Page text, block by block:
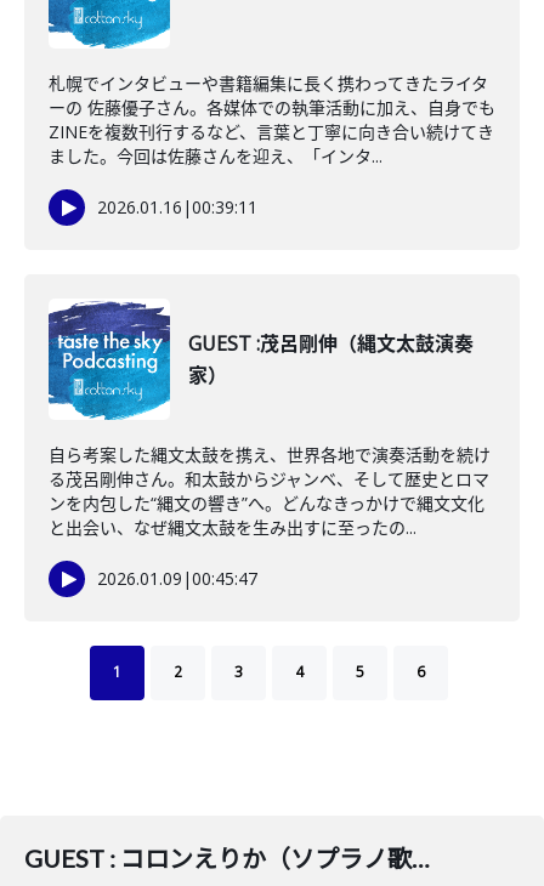
札幌でインタビューや書籍編集に長く携わってきたライタ
ーの 佐藤優子さん。各媒体での執筆活動に加え、自身でも
ZINEを複数刊行するなど、言葉と丁寧に向き合い続けてき
ました。今回は佐藤さんを迎え、「インタ...
2026.01.16 |00:39:11
GUEST :茂呂剛伸（縄文太鼓演奏
家）
自ら考案した縄文太鼓を携え、世界各地で演奏活動を続け
る茂呂剛伸さん。和太鼓からジャンベ、そして歴史とロマ
ンを内包した“縄文の響き”へ。どんなきっかけで縄文文化
と出会い、なぜ縄文太鼓を生み出すに至ったの...
2026.01.09 |00:45:47
1 2 3 4 5 6
GUEST : コロンえりか（ソプラノ歌手）・田頭真理子（写真家）